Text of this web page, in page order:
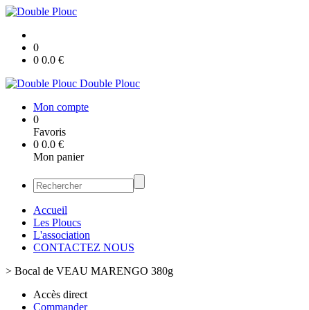
0
0 0.0 €
Double Plouc
Mon compte
0
Favoris
0 0.0 €
Mon panier
Accueil
Les Ploucs
L'association
CONTACTEZ NOUS
> Bocal de VEAU MARENGO 380g
Accès direct
Commander